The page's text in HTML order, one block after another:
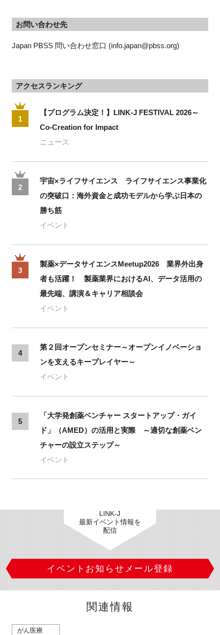
お問い合わせ先
Japan PBSS 問い合わせ窓口 (info.japan@pbss.org)
アクセスランキング
1
【プログラム決定！】LINK-J FESTIVAL 2026～
Co-Creation for Impact
ニュース
2
宇宙×ライフサイエンス ライフサイエンス事業化
の突破口：海外資金と成功モデルから学ぶ日本の
勝ち筋
イベント
3
製薬×データサイエンスMeetup2026 業界外出身
者も活躍！ 製薬業界におけるAI、データ活用の
最先端、講演＆キャリア相談会
イベント
4
第２回オープンセミナー～オープンイノベーショ
ンを支えるキープレイヤー～
イベント
5
「大学発創薬ベンチャー スタートアップ・ガイ
ド」（AMED）の活用と実際 ～適切な創薬ベン
チャーの設立ステップ～
イベント
LINK-J
最新イベント情報を
配信
イベントお知らせメール登録
関連情報
がん医療